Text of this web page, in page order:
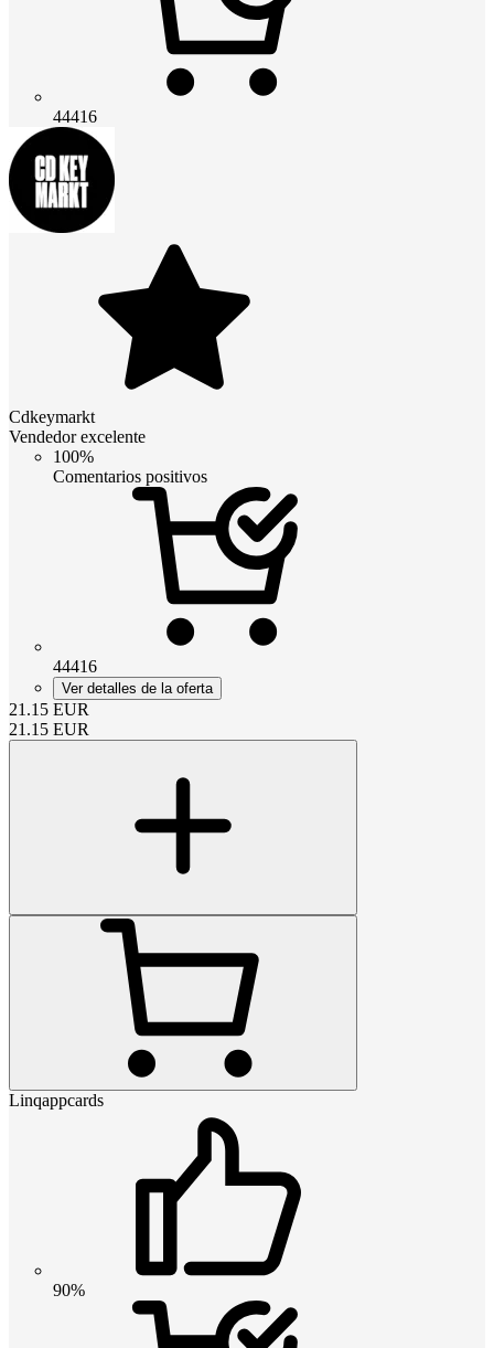
44416
Cdkeymarkt
Vendedor excelente
100%
Comentarios positivos
44416
Ver detalles de la oferta
21.15 EUR
21.15 EUR
Linqappcards
90%